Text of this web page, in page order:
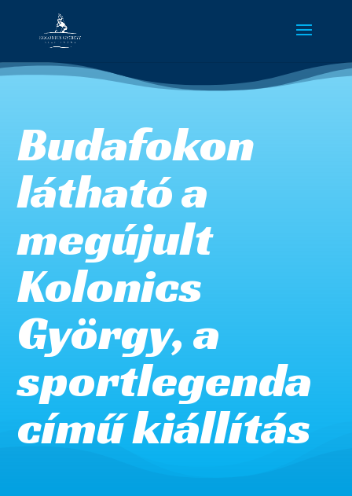
Budafokon
látható a
megújult
Kolonics
György, a
sportlegenda
című kiállítás